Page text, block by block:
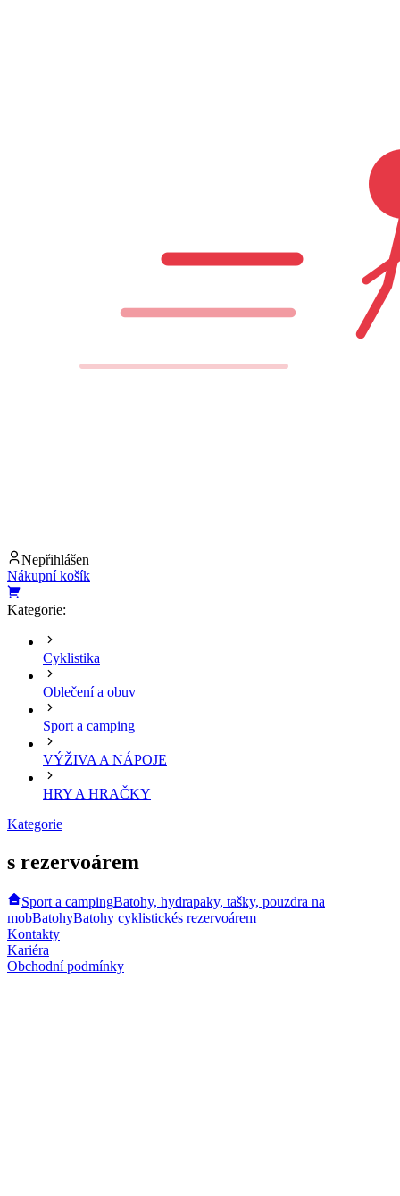
Nepřihlášen
Nákupní košík
Kategorie:
Cyklistika
Oblečení a obuv
Sport a camping
VÝŽIVA A NÁPOJE
HRY A HRAČKY
Kategorie
s rezervoárem
Sport a campingBatohy, hydrapaky, tašky, pouzdra na
mobBatohyBatohy cyklistickés rezervoárem
Kontakty
Kariéra
Obchodní podmínky